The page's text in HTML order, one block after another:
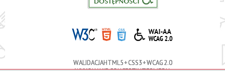
WALIDACJA HTML5 + CSS3 + WCAG 2.0